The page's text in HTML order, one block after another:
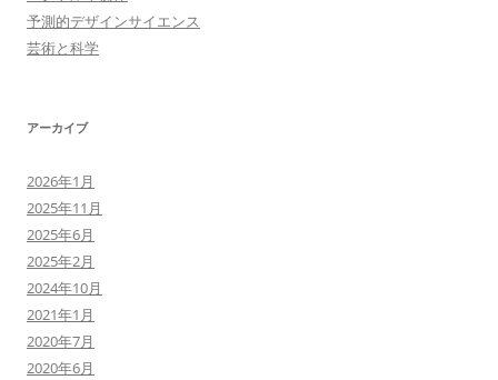
予測的デザインサイエンス
芸術と科学
アーカイブ
2026年1月
2025年11月
2025年6月
2025年2月
2024年10月
2021年1月
2020年7月
2020年6月